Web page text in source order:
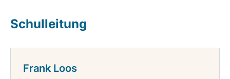
Schulleitung
Frank Loos